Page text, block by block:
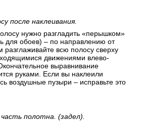
после наклеивания.
нужно разгладить «перышком»
для обоев) – по направлению от
разглаживайте всю полосу сверху
движениями влево-
выравнивание
руками. Если вы наклеили
воздушные пузыри – исправьте это
полотна. (задел).